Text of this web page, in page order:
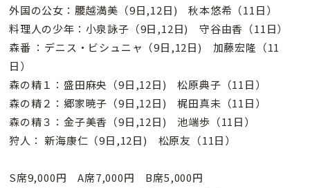
外国の公女：腰越満美（9日,12日) 秋本悠希（11日）
料理人の少年：小泉詠子（9日,12日) 守谷由香（11日）
森番 ：デニス・ビシュニャ（9日,12日) 加藤宏隆（11
日）
森の精１：盛田麻央（9日,12日) 松原典子（11日）
森の精２：郷家暁子（9日,12日) 梶田真未（11日）
森の精３：金子美香（9日,12日) 池端歩（11日）
狩人： 新海康仁（9日,12日) 松原友（11日）
S席9,000円 A席7,000円 B席5,000円